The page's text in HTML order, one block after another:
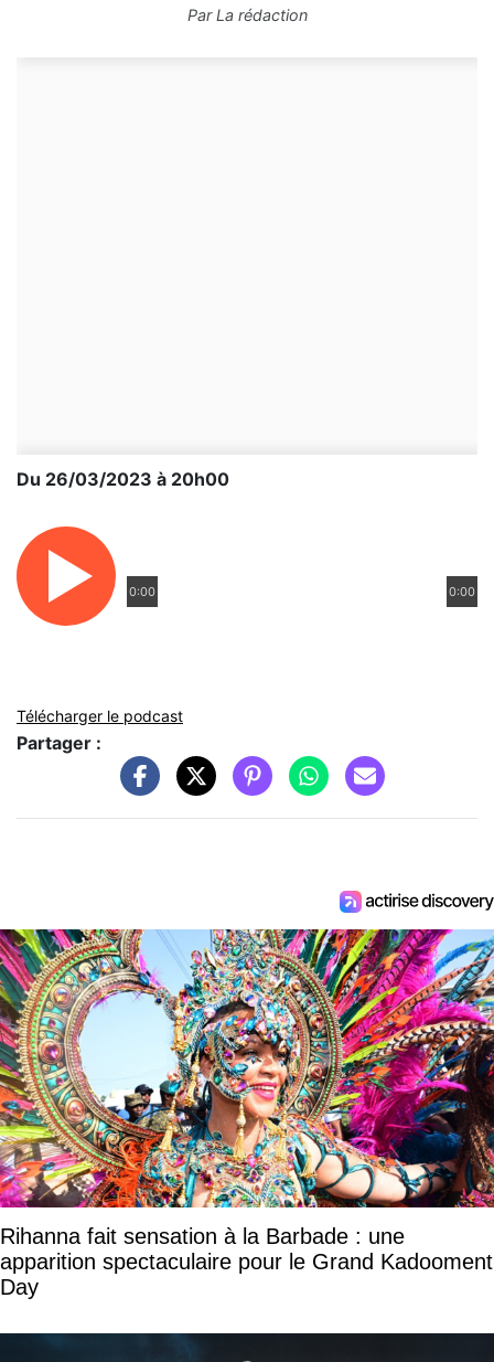
ParLa rédaction
Du 26/03/2023 à 20h00
0:00 0:00
Télécharger le podcast
Partager :
Rihanna fait sensation à la Barbade : une
apparition spectaculaire pour le Grand Kadooment
Day